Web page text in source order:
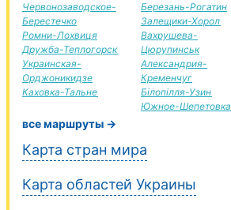
Червонозаводское-
Берестечко
Ромни-Лохвиця
Дружба-Теплогорск
Украинская-
Орджоникидзе
Каховка-Тальне
Березань-Рогатин
Залещики-Хорол
Вахрушева-
Цюрупинськ
Александрия-
Кременчуг
Білопілля-Узин
Южное-Шепетовка
все маршруты →
Карта стран мира
Карта областей Украины